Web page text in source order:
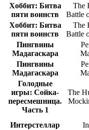
Хоббит: Битва
пяти воинств
The
Battle
Хоббит: Битва
пяти воинств
The
Battle
Пингвины
Мадагаскара
Пингвины
Мадагаскара
Голодные
игры: Сойка-
пересмешница.
Часть 1
The
Интерстеллар